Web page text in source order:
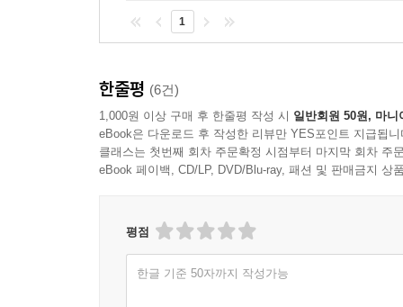
1
한줄평 (6건)
1,000원 이상 구매 후 한줄평 작성 시 일반회원 50원, 마니
eBook은 다운로드 후 작성한 리뷰만 YES포인트 지급됩니
클래스는 첫번째 회차 주문확정 시점부터 마지막 회차 주
eBook 페이백, CD/LP, DVD/Blu-ray, 패션 및 판매금지 상
평점
한글 기준 50자까지 작성가능